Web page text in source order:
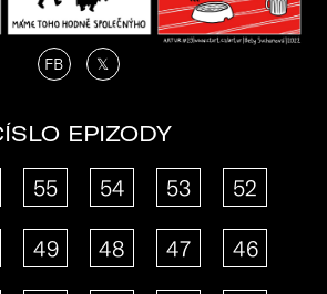
FB 𝕏
EPIZODY
55 54 53 52
49 48 47 46